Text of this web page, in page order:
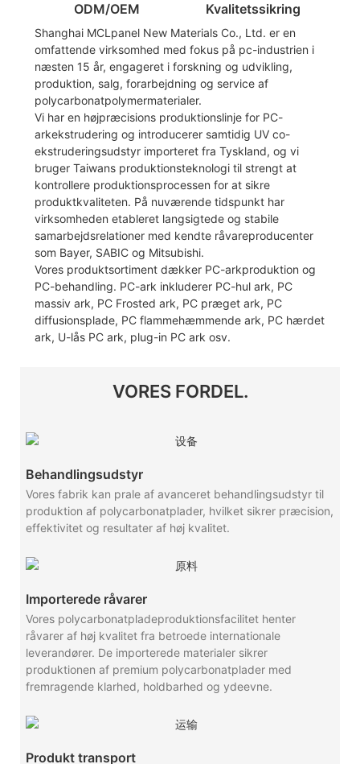
ODM/OEM Kvalitetssikring
Shanghai MCLpanel New Materials Co., Ltd. er en
omfattende virksomhed med fokus på pc-industrien i
næsten 15 år, engageret i forskning og udvikling,
produktion, salg, forarbejdning og service af
polycarbonatpolymermaterialer.
Vi har en højpræcisions produktionslinje for PC-
arkekstrudering og introducerer samtidig UV co-
ekstruderingsudstyr importeret fra Tyskland, og vi
bruger Taiwans produktionsteknologi til strengt at
kontrollere produktionsprocessen for at sikre
produktkvaliteten. På nuværende tidspunkt har
virksomheden etableret langsigtede og stabile
samarbejdsrelationer med kendte råvareproducenter
som Bayer, SABIC og Mitsubishi.
Vores produktsortiment dækker PC-arkproduktion og
PC-behandling. PC-ark inkluderer PC-hul ark, PC
massiv ark, PC Frosted ark, PC præget ark, PC
diffusionsplade, PC flammehæmmende ark, PC hærdet
ark, U-lås PC ark, plug-in PC ark osv.
VORES FORDEL.
Behandlingsudstyr
Vores fabrik kan prale af avanceret behandlingsudstyr til
produktion af polycarbonatplader, hvilket sikrer præcision,
effektivitet og resultater af høj kvalitet.
Importerede råvarer
Vores polycarbonatpladeproduktionsfacilitet henter
råvarer af høj kvalitet fra betroede internationale
leverandører. De importerede materialer sikrer
produktionen af ​​premium polycarbonatplader med
fremragende klarhed, holdbarhed og ydeevne.
Produkt transport